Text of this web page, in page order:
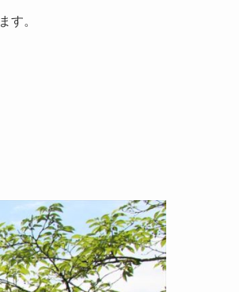
す。